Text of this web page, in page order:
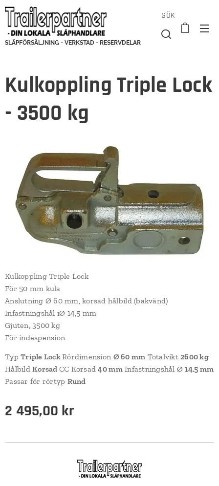
SLÄPFÖRSÄLJNING - VERKSTAD - RESERVDELAR
SÖK
Kulkoppling Triple Lock
- 3500 kg
Kulkoppling Triple Lock
För 50 mm kula
Anslutning Ø 60 mm, korsad hålbild (bakvänd)
Infästningshål iØ 14,5 mm
Gjuten, 3500 kg
För indespension
TypTriple LockRördimension Ø 60 mm Totalvikt2600 kg
HålbildKorsad CC Korsad40 mmInfästningshål Ø14,5 mm
Passar för rörtyp Rund
2 495,00 kr